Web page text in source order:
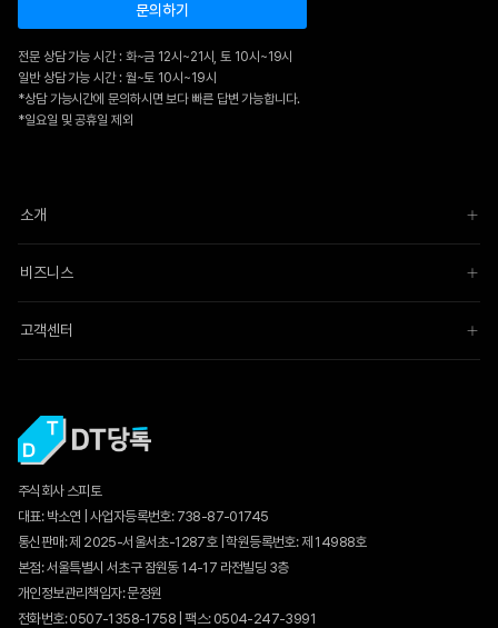
문의하기
전문 상담 가능 시간 : 화~금 12시~21시, 토 10시~19시
일반 상담 가능 시간 : 월~토 10시~19시
*상담 가능시간에 문의하시면 보다 빠른 답변 가능합니다.
*일요일 및 공휴일 제외
소개
비즈니스
고객센터
주식회사 스피토
대표: 박소연 | 사업자등록번호: 738-87-01745
통신판매:제 2025-서울서초-1287호| 학원등록번호: 제 14988호
본점: 서울특별시 서초구 잠원동 14-17 라전빌딩 3층
개인정보관리책임자: 문정원
전화번호: 0507-1358-1758 | 팩스: 0504-247-3991